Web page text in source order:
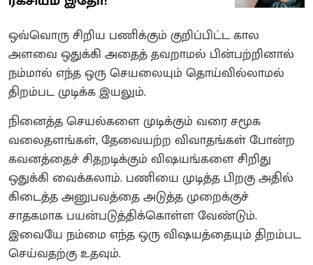
ஒவ்வொரு சிறிய பணிக்கும் குறிப்பிட்ட கால
அளவை ஒதுக்கி அதைத் தவறாமல் பின்பற்றினால்
நம்மால் எந்த ஒரு செயலையும் தொய்வில்லாமல்
திறம்பட முடிக்க இயலும்.
நினைத்த செயல்களை முடிக்கும் வரை சமூக
வலைதளங்கள், தேவையற்ற விவாதங்கள் போன்ற
கவனத்தைச் சிதறடிக்கும் விஷயங்களை சிறிது
ஒதுக்கி வைக்கலாம். பணியை முடித்த பிறகு அதில்
கிடைத்த அனுபவத்தை அடுத்த முறைக்குச்
சாதகமாக பயன்படுத்திக்கொள்ள வேண்டும்.
இவையே நம்மை எந்த ஒரு விஷயத்தையும் திறம்பட
செய்வதற்கு உதவும்.